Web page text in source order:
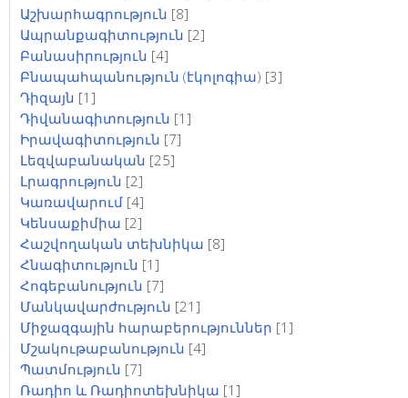
Աշխարհագրություն [8]
Ապրանքագիտություն [2]
Բանասիրություն [4]
Բնապահպանություն (էկոլոգիա) [3]
Դիզայն [1]
Դիվանագիտություն [1]
Իրավագիտություն [7]
Լեզվաբանական [25]
Լրագրություն [2]
Կառավարում [4]
Կենսաքիմիա [2]
Հաշվողական տեխնիկա [8]
Հնագիտություն [1]
Հոգեբանություն [7]
Մանկավարժություն [21]
Միջազգային հարաբերություններ [1]
Մշակութաբանություն [4]
Պատմություն [7]
Ռադիո և Ռադիոտեխնիկա [1]